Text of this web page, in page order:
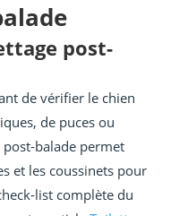
post-
de vérifier le chien
de puces ou
post-balade permet
et les coussinets pour
list complète du